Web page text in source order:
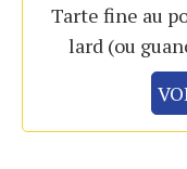
Tarte fine au
lard (ou